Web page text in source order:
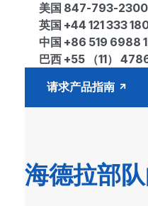
美国 847-793-2300
英国 +44 121 333
中国 +86 519 6988
巴西 +55 （11）
请求产品指南
海德拉部